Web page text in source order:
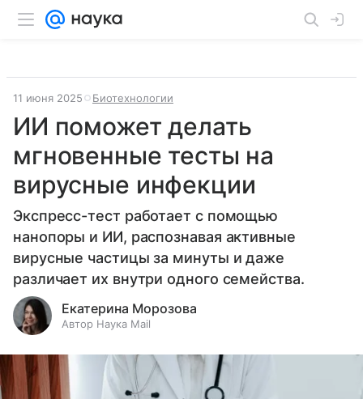
11 июня 2025 Биотехнологии
ИИ поможет делать
мгновенные тесты на
вирусные инфекции
Экспресс-тест работает с помощью
нанопоры и ИИ, распознавая активные
вирусные частицы за минуты и даже
различает их внутри одного семейства.
Екатерина Морозова
Автор Наука Mail